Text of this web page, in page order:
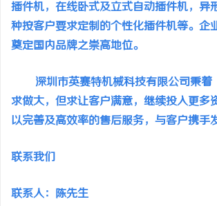
插件机，在线卧式及立式自动插件机，异
种按客户要求定制的个性化插件机等。企
奠定国内品牌之崇高地位。
深圳市英赛特机械科技有限公司秉着“
求做大，但求让客户满意，继续投入更
以完善及高效率的售后服务，与客户携手
联系我们
联系人：陈先生
计哲学